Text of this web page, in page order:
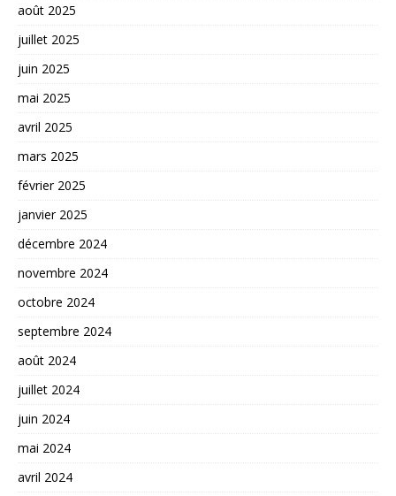
août 2025
juillet 2025
juin 2025
mai 2025
avril 2025
mars 2025
février 2025
janvier 2025
décembre 2024
novembre 2024
octobre 2024
septembre 2024
août 2024
juillet 2024
juin 2024
mai 2024
avril 2024